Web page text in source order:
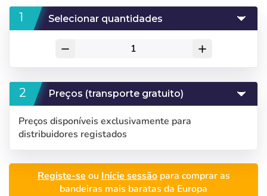
Iniciar sessão
Utilizador (VAT):
Seleccione a sua
língua
Selecionar quantidades
remove add
Preços (transporte gratuito)
Preços disponíveis exclusivamente para
distribuidores registados
Registe-se ou Inicie sessãopara comprar as
bandeiras mais baratas da Europa